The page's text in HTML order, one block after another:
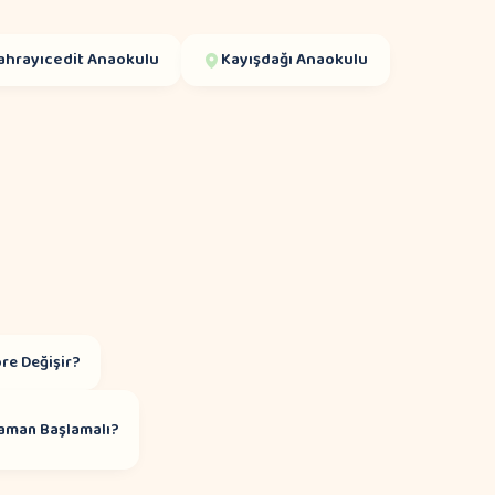
Anaokulu KayışdağıAnaokulu
Değişir?
Başlamalı?